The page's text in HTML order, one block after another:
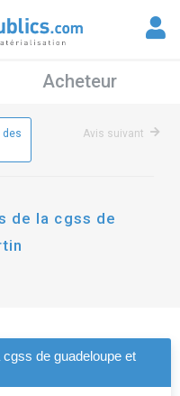
Acheteur
des
Avis suivant
de la cgss de
de guadeloupe et